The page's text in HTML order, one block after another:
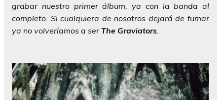
grabar nuestro primer álbum, ya con la banda al
completo. Si cualquiera de nosotros dejará de fumar
ya no volveríamos a ser The Graviators